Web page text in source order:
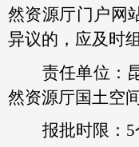
然资源厅门户网
异议的，应及时
责任单位：
然资源厅国土空
报批时限：5